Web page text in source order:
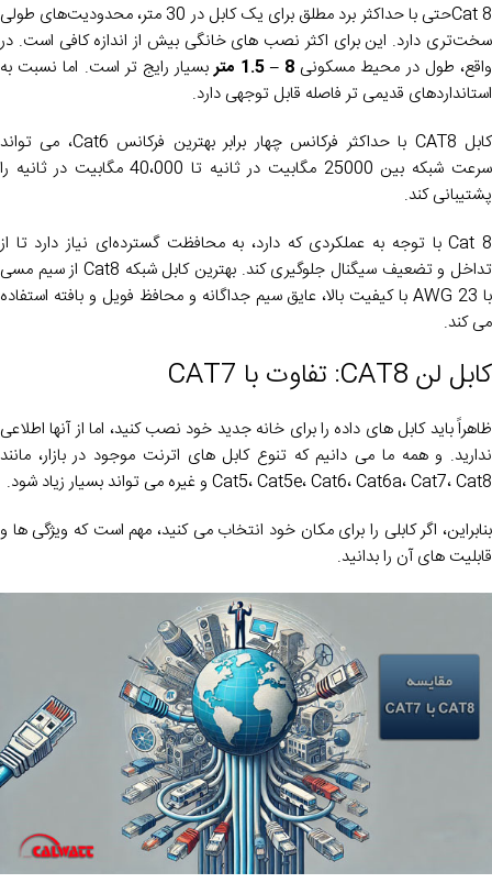
Cat 8حتی با حداکثر برد مطلق برای یک کابل در 30 متر، محدودیت‌های طولی
سخت‌تری دارد. این برای اکثر نصب های خانگی بیش از اندازه کافی است. در
واقع، طول در محیط مسکونی 8 – 1.5 متر
بسیار رایج تر است. اما نسبت به
استانداردهای قدیمی تر فاصله قابل توجهی دارد.
کابل CAT8 با حداکثر فرکانس چهار برابر بهترین فرکانس Cat6، می تواند
سرعت شبکه بین 25000 مگابیت در ثانیه تا 40،000 مگابیت در ثانیه را
پشتیبانی کند.
Cat 8 با توجه به عملکردی که دارد، به محافظت گسترده‌ای نیاز دارد تا از
تداخل و تضعیف سیگنال جلوگیری کند. بهترین کابل شبکه Cat8 از سیم مسی
با 23 AWG با کیفیت بالا، عایق سیم جداگانه و محافظ فویل و بافته استفاده
می کند.
کابل لن CAT8: تفاوت با CAT7
ظاهراً باید کابل های داده را برای خانه جدید خود نصب کنید، اما از آنها اطلاعی
ندارید. و همه ما می دانیم که تنوع کابل های اترنت موجود در بازار، مانند
Cat5، Cat5e، Cat6، Cat6a، Cat7، Cat8 و غیره می تواند بسیار زیاد شود.
بنابراین، اگر کابلی را برای مکان خود انتخاب می کنید، مهم است که ویژگی ها و
قابلیت های آن را بدانید.